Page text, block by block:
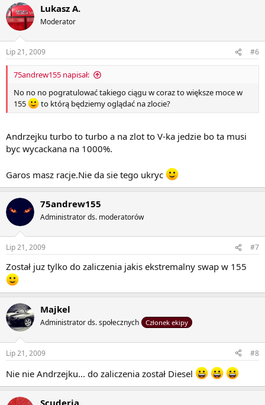
Lukasz A.
Moderator
Lip 21, 2009 #6
75andrew155 napisał:
No no no pogratulować takiego ciągu w coraz to większe moce w
155
to którą będziemy oglądać na zlocie?
Andrzejku turbo to turbo a na zlot to V-ka jedzie bo ta musi
byc wycackana na 1000%.
Garos masz racje.Nie da sie tego ukryc
75andrew155
Administrator ds. moderatorów
Lip 21, 2009 #7
Został juz tylko do zaliczenia jakis ekstremalny swap w 155
Majkel
Administrator ds. społecznych Członek ekipy
Lip 21, 2009 #8
Nie nie Andrzejku... do zaliczenia został Diesel
Scuderia